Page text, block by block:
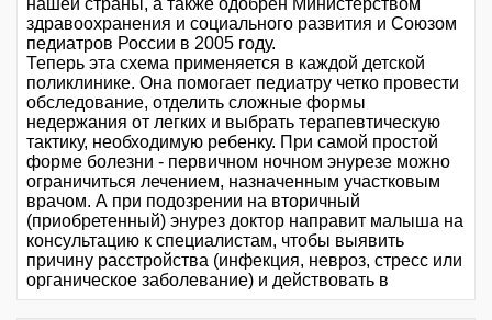
здравоохранения и социального развития и Союзом
педиатров России в 2005 году.
Теперь эта схема применяется в каждой детской
поликлинике. Она помогает педиатру четко провести
обследование, отделить сложные формы
недержания от легких и выбрать терапевтическую
тактику, необходимую ребенку. При самой простой
форме болезни - первичном ночном энурезе можно
ограничиться лечением, назначенным участковым
врачом. А при подозрении на вторичный
(приобретенный) энурез доктор направит малыша на
консультацию к специалистам, чтобы выявить
причину расстройства (инфекция, невроз, стресс или
органическое заболевание) и действовать в